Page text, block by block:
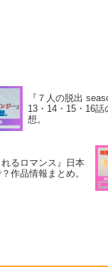
『７人の脱出
13・14・15・16
想。
るロマンス』日本
作品情報まとめ。